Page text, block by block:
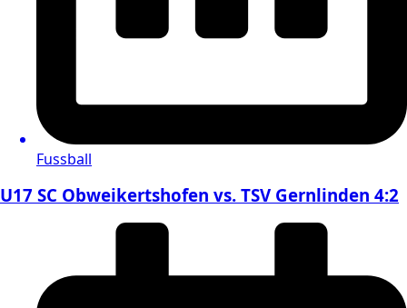
Fussball
U17 SC Obweikertshofen vs. TSV Gernlinden 4:2